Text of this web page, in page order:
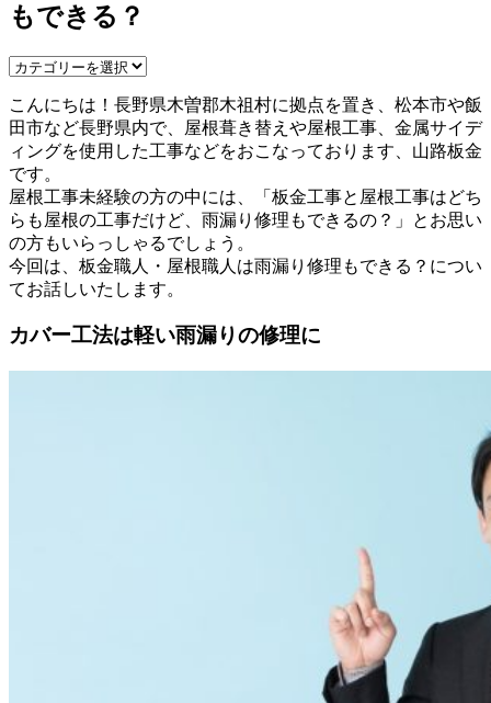
もできる？
こんにちは！長野県木曽郡木祖村に拠点を置き、松本市や飯
田市など長野県内で、屋根葺き替えや屋根工事、金属サイデ
ィングを使用した工事などをおこなっております、山路板金
です。
屋根工事未経験の方の中には、「板金工事と屋根工事はどち
らも屋根の工事だけど、雨漏り修理もできるの？」とお思い
の方もいらっしゃるでしょう。
今回は、板金職人・屋根職人は雨漏り修理もできる？につい
てお話しいたします。
カバー工法は軽い雨漏りの修理に